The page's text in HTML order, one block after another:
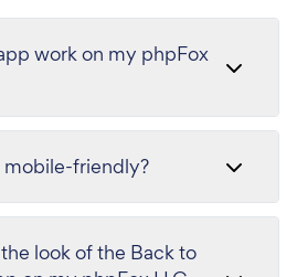
work on my phpFox
mobile-friendly?
look of the Back to